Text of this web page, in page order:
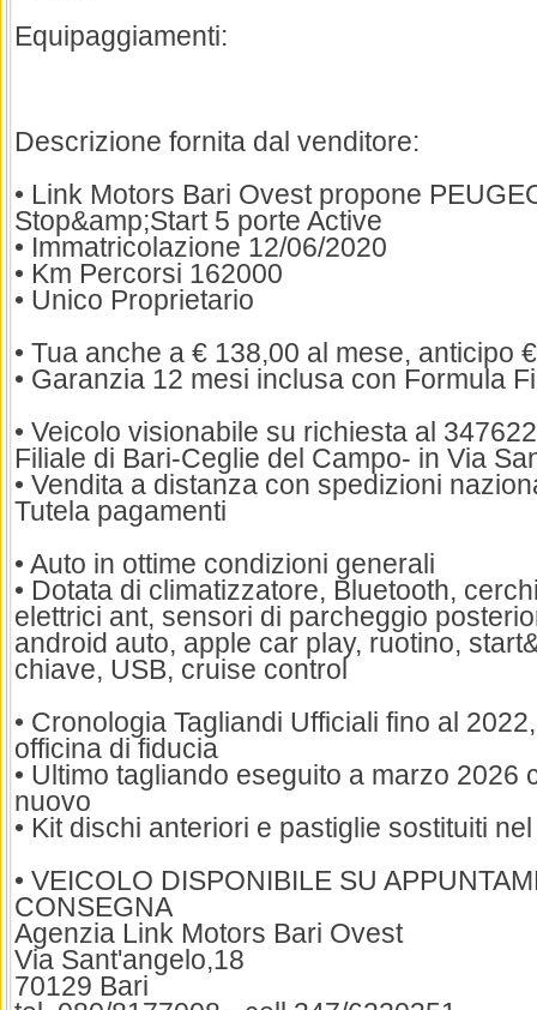
Equipaggiamenti:
Descrizione fornita dal venditore:
• Link Motors Bari Ovest propone
Stop&amp;Start 5 porte Active
• Immatricolazione 12/06/2020
• Km Percorsi 162000
• Unico Proprietario
• Tua anche a € 138,00 al mese, anticipo
• Garanzia 12 mesi inclusa con Formula
• Veicolo visionabile su richiesta al
Filiale di Bari-Ceglie del Campo- in Via
• Vendita a distanza con spedizioni
Tutela pagamenti
• Auto in ottime condizioni generali
• Dotata di climatizzatore, Bluetooth,
elettrici ant, sensori di parcheggio
android auto, apple car play, ruotino,
chiave, USB, cruise control
• Cronologia Tagliandi Ufficiali fino al
officina di fiducia
• Ultimo tagliando eseguito a marzo 2026
nuovo
• Kit dischi anteriori e pastiglie sostituiti
• VEICOLO DISPONIBILE SU
CONSEGNA
Agenzia Link Motors Bari Ovest
Via Sant'angelo,18
70129 Bari